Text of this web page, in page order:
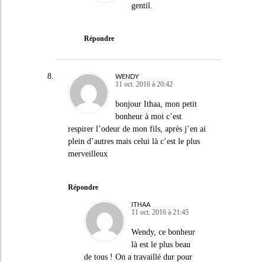
gentil.
Répondre
WENDY
11 oct. 2016 à 20:42
bonjour Ithaa, mon petit
bonheur à moi c’est
respirer l’odeur de mon fils, après j’en ai
plein d’autres mais celui là c’est le plus
merveilleux
Répondre
ITHAA
11 oct. 2016 à 21:45
Wendy, ce bonheur
là est le plus beau
de tous ! On a travaillé dur pour